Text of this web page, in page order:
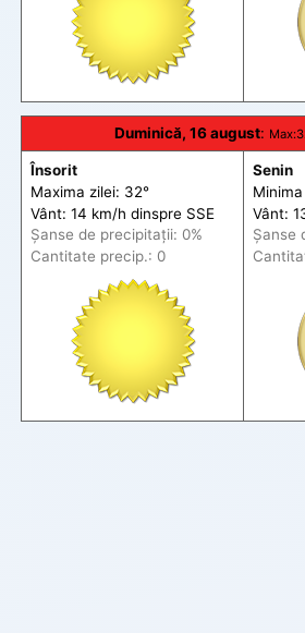
Duminică, 16 august: Max
Însorit
Maxima zilei: 32°
Vânt: 14 km/h dinspre SSE
Șanse de precipitații: 0%
Cantitate precip.: 0
Senin
Vânt:
Șanse